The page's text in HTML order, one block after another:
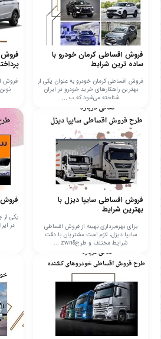
فروش اقساطی کرمان خودرو با
ساده ترین شرایط
فروش اقساطی کرمان خودرو به عنوان یکی از
بهترین راهکارهای خرید خودرو در ایران
شناخته می‌شود که ب ...
فروش
فروش
فروش اقساطی سایپا دیزل با
بهترین شرایط
برای بهره‌برداری بهینه از فروش اقساطی
سایپا دیزل، لازم است مشتریان با دقت
شرایط مختلف و طرح&zwn ...
فروش
یکی
در